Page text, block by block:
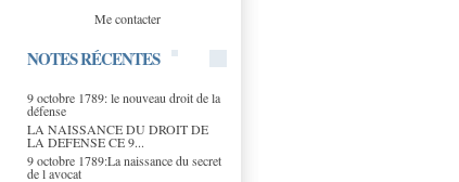
Me contacter
NOTES RÉCENTES
9 octobre 1789: le nouveau droit de la
défense
LA NAISSANCE DU DROIT DE
LA DEFENSE CE 9...
9 octobre 1789:La naissance du secret
de l avocat